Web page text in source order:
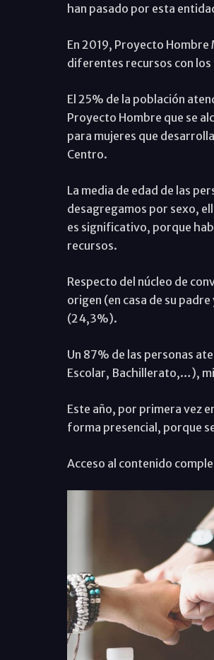
han pasado por esta
En 2019, Proyecto Hombre
diferentes recursos con los
El 25% de la población
Proyecto Hombre que se
para mujeres que
Centro.
La media de edad de las
desagregamos por sexo,
es significativo, porque
recursos.
Respecto del núcleo de
origen (en casa de su
(24,3%).
Un 87% de las personas
Escolar, Bachillerato,…),
Este año, por primera vez
forma presencial, porque
Acceso al contenido